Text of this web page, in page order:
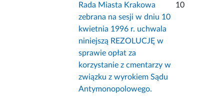
Rada Miasta Krakowa
zebrana na sesji w dniu 10
kwietnia 1996 r. uchwala
niniejszą REZOLUCJĘ w
sprawie opłat za
korzystanie z cmentarzy w
związku z wyrokiem Sądu
Antymonopolowego.
10